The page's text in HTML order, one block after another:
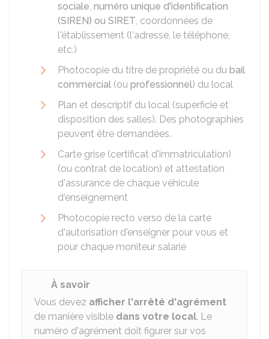
sociale, numéro unique d'identification
(SIREN) ou SIRET, coordonnées de
l'établissement (l'adresse, le téléphone,
etc.)
Photocopie du titre de propriété ou du bail
commercial (ou professionnel) du local
Plan et descriptif du local (superficie et
disposition des salles). Des photographies
peuvent être demandées.
Carte grise (certificat d'immatriculation)
(ou contrat de location) et attestation
d'assurance de chaque véhicule
d'enseignement
Photocopie recto verso de la carte
d'autorisation d'enseigner pour vous et
pour chaque moniteur salarié
À savoir
Vous devez afficher l'arrêté d'agrément
de manière visible dans votre local. Le
numéro d'agrément doit figurer sur vos